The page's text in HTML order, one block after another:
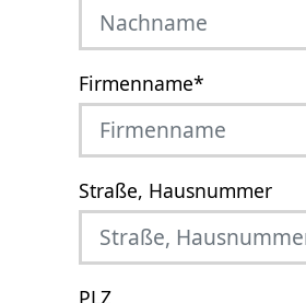
Firmenname*
Straße, Hausnummer